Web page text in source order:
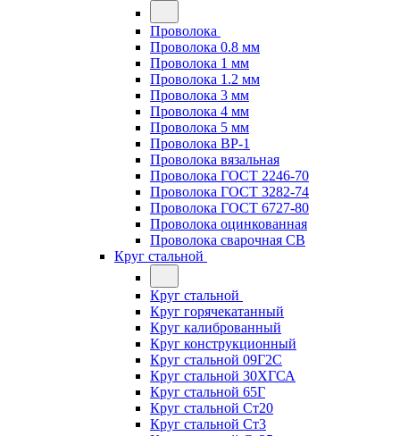
Проволока
Проволока 0.8 мм
Проволока 1 мм
Проволока 1.2 мм
Проволока 3 мм
Проволока 4 мм
Проволока 5 мм
Проволока ВР-1
Проволока вязальная
Проволока ГОСТ 2246-70
Проволока ГОСТ 3282-74
Проволока ГОСТ 6727-80
Проволока оцинкованная
Проволока сварочная СВ
Круг стальной
Круг стальной
Круг горячекатанный
Круг калиброванный
Круг конструкционный
Круг стальной 09Г2С
Круг стальной 30ХГСА
Круг стальной 65Г
Круг стальной Ст20
Круг стальной Ст3